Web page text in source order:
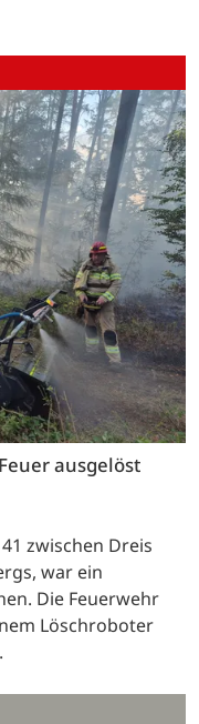
ausgelöst
zwischen Dreis
war ein
Die Feuerwehr
Löschroboter